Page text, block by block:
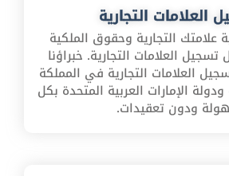
العلامات التجارية
التجارية وحقوق الملكية
العلامات التجارية. خبراؤنا
العلامات التجارية في المملكة
الإمارات العربية المتحدة بكل
ودون تعقيدات.